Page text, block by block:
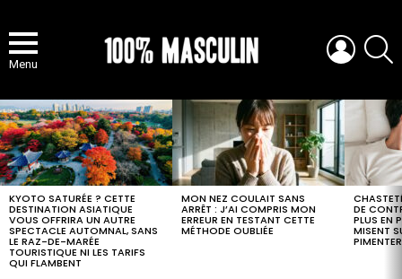
Menu
LOGIN
MOST
VIEWED
STORIES
KYOTO SATURÉE ? CETTE
DESTINATION ASIATIQUE
VOUS OFFRIRA UN AUTRE
SPECTACLE AUTOMNAL, SANS
LE RAZ-DE-MARÉE
TOURISTIQUE NI LES TARIFS
QUI FLAMBENT
MON NEZ COULAIT SANS
ARRÊT : J’AI COMPRIS MON
ERREUR EN TESTANT CETTE
MÉTHODE OUBLIÉE
DE
PLUS EN
MISENT